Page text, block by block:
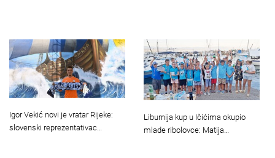
Igor Vekić novi je vratar Rijeke:
slovenski reprezentativac…
Liburnija kup u Ičićima okupio
mlade ribolovce: Matija…